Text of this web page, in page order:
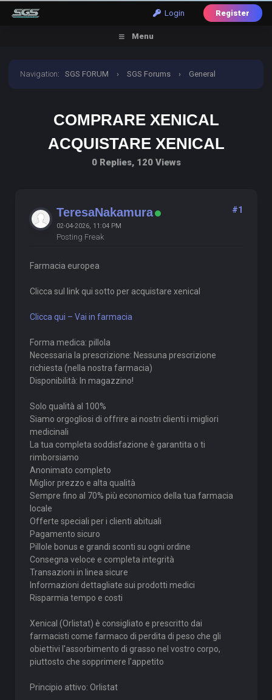
Login Register
Menu
Navigation:SGS FORUM › SGS Forums › General
COMPRARE XENICAL
ACQUISTARE XENICAL
0 Replies, 120 Views
TeresaNakamura
02-04-2026, 11:04 PM
Posting Freak
#1
Farmacia europea
Clicca sul link qui sotto per acquistare xenical
Clicca qui – Vai in farmacia
Forma medica: pillola
Necessaria la prescrizione: Nessuna prescrizione
richiesta (nella nostra farmacia)
Disponibilità: In magazzino!
Solo qualità al 100%
Siamo orgogliosi di offrire ai nostri clienti i migliori
medicinali
La tua completa soddisfazione è garantita o ti
rimborsiamo
Anonimato completo
Miglior prezzo e alta qualità
Sempre fino al 70% più economico della tua farmacia
locale
Offerte speciali per i clienti abituali
Pagamento sicuro
Pillole bonus e grandi sconti su ogni ordine
Consegna veloce e completa integrità
Transazioni in linea sicure
Informazioni dettagliate sui prodotti medici
Risparmia tempo e costi
Xenical (Orlistat) è consigliato e prescritto dai
farmacisti come farmaco di perdita di peso che gli
obiettivi l'assorbimento di grasso nel vostro corpo,
piuttosto che sopprimere l'appetito
Principio attivo: Orlistat